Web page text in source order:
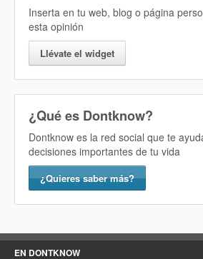
Inserta en tu web, blog o página
esta opinión
Llévate el widget
¿Qué es Dontknow?
Dontknow es la red social que te
decisiones importantes de tu vida
¿Quieres saber más?
EN DONTKNOW